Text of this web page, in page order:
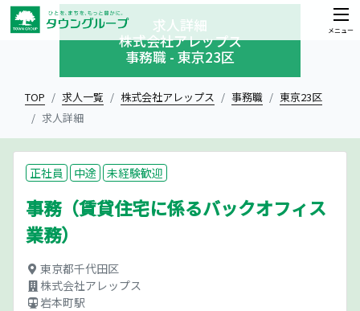
メニュー
求人詳細
株式会社アレップス
事務職 - 東京23区
TOP 求人一覧 株式会社アレップス 事務職
東京23区
求人詳細
正社員 中途 未経験歓迎
事務（賃貸住宅に係るバックオフィス
業務）
東京都千代田区
株式会社アレップス
岩本町駅